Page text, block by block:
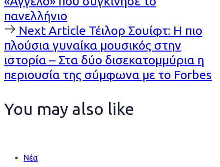
πανελλήνιο
Next
Article
Next Article Τέιλορ Σουίφτ: Η πιο
πλούσια γυναίκα μουσικός στην
ιστορία – Στα δύο δισεκατομμύρια η
περιουσία της σύμφωνα με το Forbes
You may also like
Νέα